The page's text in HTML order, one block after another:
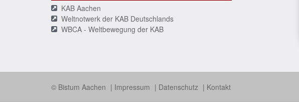
KAB Aachen
Weltnotwerk der KAB Deutschlands
WBCA - Weltbewegung der KAB
© Bistum Aachen Impressum Datenschutz Kontakt